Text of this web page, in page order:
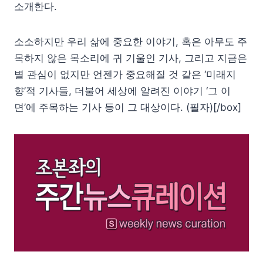
소개한다.
소소하지만 우리 삶에 중요한 이야기, 혹은 아무도 주
목하지 않은 목소리에 귀 기울인 기사, 그리고 지금은
별 관심이 없지만 언젠가 중요해질 것 같은 ‘미래지
향’적 기사들, 더불어 세상에 알려진 이야기 ‘그 이
면’에 주목하는 기사 등이 그 대상이다. (필자)[/box]